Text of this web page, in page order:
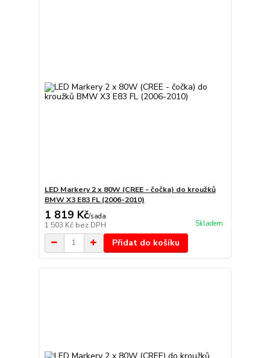
LED Markery 2 x 80W (CREE - čočka) do kroužků
BMW X3 E83 FL (2006-2010)
1 819 Kč/sada
1 503 Kč bez DPH Skladem
Přidat do košíku